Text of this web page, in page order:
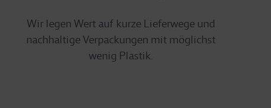
Wir legen Wert auf kurze Lieferwege und
nachhaltige Verpackungen mit möglichst
wenig Plastik.